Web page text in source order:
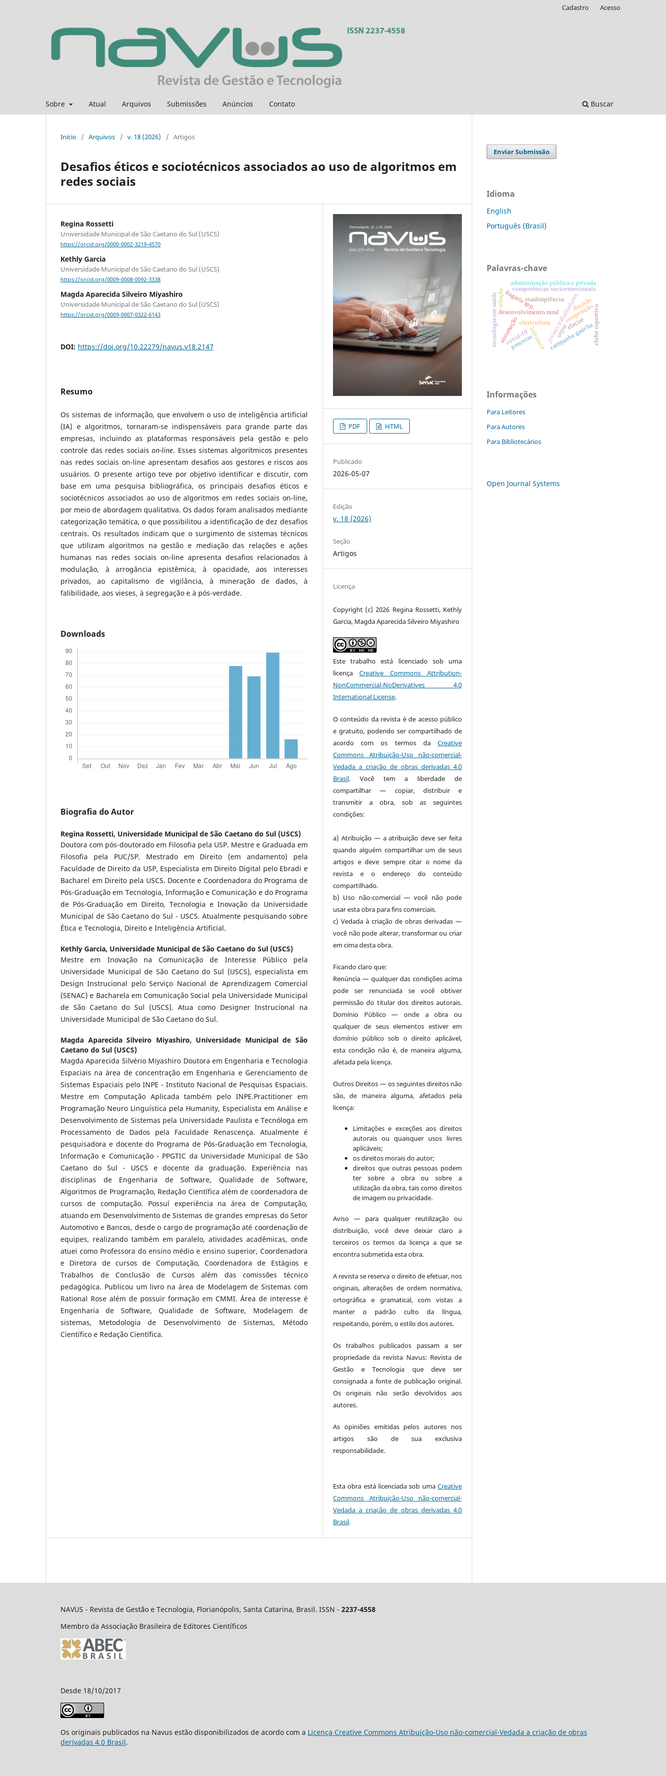
Sobre Atual Arquivos Submissões Anúncios Contato Buscar
Cadastro Acesso
Início / Arquivos / v. 18 (2026) / Artigos
Desafios éticos e sociotécnicos associados ao uso de algoritmos em
redes sociais
Regina Rossetti
Universidade Municipal de São Caetano do Sul (USCS)
https://orcid.org/0000-0002-3219-4570
Kethly Garcia
Universidade Municipal de São Caetano do Sul (USCS)
https://orcid.org/0009-0008-0092-3338
Magda Aparecida Silveiro Miyashiro
Universidade Municipal de São Caetano do Sul (USCS)
https://orcid.org/0009-0007-0322-6143
DOI: https://doi.org/10.22279/navus.v18.2147
Resumo
Os sistemas de informação, que envolvem o uso de inteligência artificial
(IA) e algoritmos, tornaram-se indispensáveis para grande parte das
empresas, incluindo as plataformas responsáveis pela gestão e pelo
controle das redes sociais on-line. Esses sistemas algorítmicos presentes
nas redes sociais on-line apresentam desafios aos gestores e riscos aos
usuários. O presente artigo teve por objetivo identificar e discutir, com
base em uma pesquisa bibliográfica, os principais desafios éticos e
sociotécnicos associados ao uso de algoritmos em redes sociais on-line,
por meio de abordagem qualitativa. Os dados foram analisados mediante
categorização temática, o que possibilitou a identificação de dez desafios
centrais. Os resultados indicam que o surgimento de sistemas técnicos
que utilizam algoritmos na gestão e mediação das relações e ações
humanas nas redes sociais on-line apresenta desafios relacionados à
modulação, à arrogância epistêmica, à opacidade, aos interesses
privados, ao capitalismo de vigilância, à mineração de dados, à
falibilidade, aos vieses, à segregação e à pós-verdade.
Downloads
Biografia do Autor
Regina Rossetti, Universidade Municipal de São Caetano do Sul (USCS)
Doutora com pós-doutorado em Filosofia pela USP. Mestre e Graduada em
Filosofia pela PUC/SP. Mestrado em Direito (em andamento) pela
Faculdade de Direito da USP, Especialista em Direito Digital pelo Ebradi e
Bacharel em Direito pela USCS. Docente e Coordenadora do Programa de
Pós-Graduação em Tecnologia, Informação e Comunicação e do Programa
de Pós-Graduação em Direito, Tecnologia e Inovação da Universidade
Municipal de São Caetano do Sul - USCS. Atualmente pesquisando sobre
Ética e Tecnologia, Direito e Inteligência Artificial.
Kethly Garcia, Universidade Municipal de São Caetano do Sul (USCS)
Mestre em Inovação na Comunicação de Interesse Público pela
Universidade Municipal de São Caetano do Sul (USCS), especialista em
Design Instrucional pelo Serviço Nacional de Aprendizagem Comercial
(SENAC) e Bacharela em Comunicação Social pela Universidade Municipal
de São Caetano do Sul (USCS). Atua como Designer Instrucional na
Universidade Municipal de São Caetano do Sul.
Magda Aparecida Silveiro Miyashiro, Universidade Municipal de São
Caetano do Sul (USCS)
Magda Aparecida Silvério Miyashiro Doutora em Engenharia e Tecnologia
Espaciais na área de concentração em Engenharia e Gerenciamento de
Sistemas Espaciais pelo INPE - Instituto Nacional de Pesquisas Espaciais.
Mestre em Computação Aplicada também pelo INPE.Practitioner em
Programação Neuro Linguística pela Humanity, Especialista em Análise e
Desenvolvimento de Sistemas pela Universidade Paulista e Tecnóloga em
Processamento de Dados pela Faculdade Renascença. Atualmente é
pesquisadora e docente do Programa de Pós-Graduação em Tecnologia,
Informação e Comunicação - PPGTIC da Universidade Municipal de São
Caetano do Sul - USCS e docente da graduação. Experiência nas
disciplinas de Engenharia de Software, Qualidade de Software,
Algoritmos de Programação, Redação Científica além de coordenadora de
cursos de computação. Possuí experiência na área de Computação,
atuando em Desenvolvimento de Sistemas de grandes empresas do Setor
Automotivo e Bancos, desde o cargo de programação até coordenação de
equipes, realizando também em paralelo, atividades acadêmicas, onde
atuei como Professora do ensino médio e ensino superior, Coordenadora
e Diretora de cursos de Computação, Coordenadora de Estágios e
Trabalhos de Conclusão de Cursos além das comissões técnico
pedagógica. Publicou um livro na área de Modelagem de Sistemas com
Rational Rose além de possuir formação em CMMI. Área de interesse é
Engenharia de Software, Qualidade de Software, Modelagem de
sistemas, Metodologia de Desenvolvimento de Sistemas, Método
Científico e Redação Científica.
PDF HTML
Publicado
2026-05-07
Edição
v. 18 (2026)
Seção
Artigos
Licença
Copyright (c) 2026 Regina Rossetti, Kethly
Garcia, Magda Aparecida Silveiro Miyashiro
Este trabalho está licenciado sob uma
licençaCreative Commons Attribution-
NonCommercial-NoDerivatives 4.0
International License.
O conteúdo da revista é de acesso público
e gratuito, podendo ser compartilhado de
acordo com os termos da Creative
Commons Atribuição-Uso não-comercial-
Vedada a criação de obras derivadas 4.0
Brasil. Você tem a liberdade de
compartilhar — copiar, distribuir e
transmitir a obra, sob as seguintes
condições:
a) Atribuição — a atribuição deve ser feita
quando alguém compartilhar um de seus
artigos e deve sempre citar o nome da
revista e o endereço do conteúdo
compartilhado.
b) Uso não-comercial — você não pode
usar esta obra para fins comerciais.
c) Vedada à criação de obras derivadas —
você não pode alterar, transformar ou criar
em cima desta obra.
Ficando claro que:
Renúncia — qualquer das condições acima
pode ser renunciada se você obtiver
permissão do titular dos direitos autorais.
Domínio Público — onde a obra ou
qualquer de seus elementos estiver em
domínio público sob o direito aplicável,
esta condição não é, de maneira alguma,
afetada pela licença.
Outros Direitos — os seguintes direitos não
são, de maneira alguma, afetados pela
licença:
Limitações e exceções aos direitos
autorais ou quaisquer usos livres
aplicáveis;
os direitos morais do autor;
direitos que outras pessoas podem
ter sobre a obra ou sobre a
utilização da obra, tais como direitos
de imagem ou privacidade.
Aviso — para qualquer reutilização ou
distribuição, você deve deixar claro a
terceiros os termos da licença a que se
encontra submetida esta obra.
A revista se reserva o direito de efetuar, nos
originais, alterações de ordem normativa,
ortográfica e gramatical, com vistas a
manter o padrão culto da língua,
respeitando, porém, o estilo dos autores.
Os trabalhos publicados passam a ser
propriedade da revista Navus: Revista de
Gestão e Tecnologia que deve ser
consignada a fonte de publicação original.
Os originais não serão devolvidos aos
autores.
As opiniões emitidas pelos autores nos
artigos são de sua exclusiva
responsabilidade.
Esta obra está licenciada sob uma Creative
Commons Atribuição-Uso não-comercial-
Vedada a criação de obras derivadas 4.0
Brasil.
Enviar Submissão
Idioma
English
Português (Brasil)
Palavras-chave
jovens trabalhadorescooperação
campanha gaúcha
desenvolvimento rural
fragaria spp.
olericultura
competências socioemocionais
liderança
administração pública e privada
sepse
tecnologia em saúdeautomação clube esportivo
inadimplência decisão
electre
seleção.
covid-19
processo
Informações
Para Leitores
Para Autores
Para Bibliotecários
Open Journal Systems
NAVUS - Revista de Gestão e Tecnologia, Florianópolis, Santa Catarina, Brasil. ISSN - 2237-4558
Membro da Associação Brasileira de Editores Científicos
Desde 18/10/2017
Os originais publicados na Navus estão disponibilizados de acordo com a Licença Creative Commons Atribuição-Uso não-comercial-Vedada a criação de obras
derivadas 4.0 Brasil.